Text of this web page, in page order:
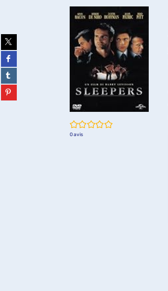
Partager
sur
twitter
(Nouvelle
fenêtre)
Partager
sur
facebook
(Nouvelle
fenêtre)
Partager
sur
tumblr
(Nouvelle
Partager
sur
/5
0avis